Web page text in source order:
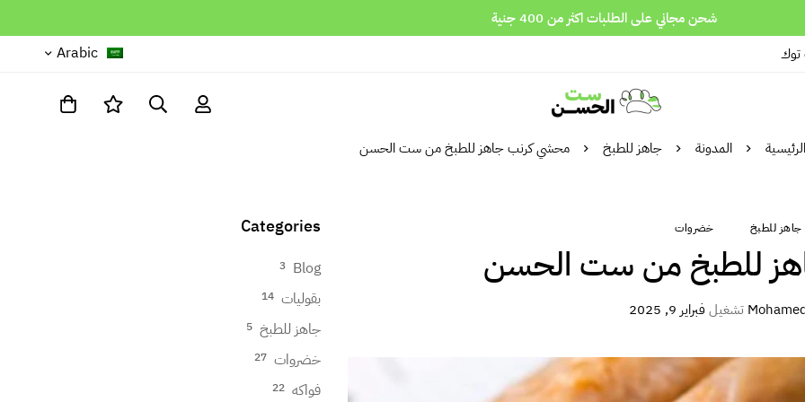
شحن مجاني على الطلبات اكثر من 400 جنية
توك
Arabic
المدونة جاهز للطبخ محشي كرنب جاهز للطبخ من ست الحسن
جاهز للطبخ خضروات
للطبخ من ست الحسن
تشغيل فبراير 9, 2025
Categories
Blog
3
بقوليات 14
جاهز للطبخ 5
خضروات 27
فواكه 22